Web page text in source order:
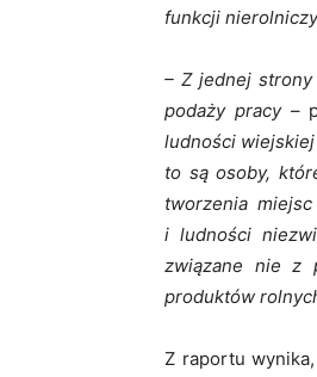
funkcji
– Z jednej
podaży pracy –
ludności
to są osoby,
tworzenia
i ludności
związane nie z
produktów
Z raportu